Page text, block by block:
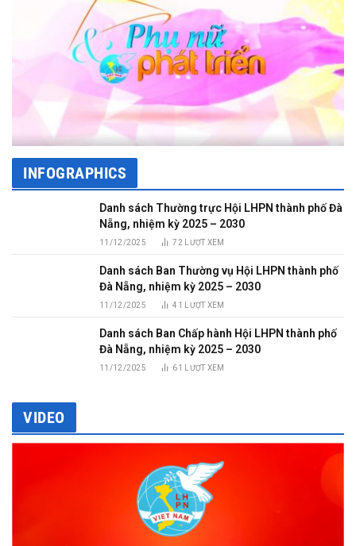
INFOGRAPHICS
Danh sách Thường trực Hội LHPN thành phố Đà
Nẵng, nhiệm kỳ 2025 – 2030
11/12/2025 72 LƯỢT XEM
Danh sách Ban Thường vụ Hội LHPN thành phố
Đà Nẵng, nhiệm kỳ 2025 – 2030
11/12/2025 41 LƯỢT XEM
Danh sách Ban Chấp hành Hội LHPN thành phố
Đà Nẵng, nhiệm kỳ 2025 – 2030
11/12/2025 61 LƯỢT XEM
VIDEO